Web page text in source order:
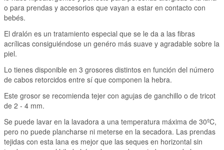
o para prendas y accesorios que vayan a estar en contacto con
bebés.
El dralón es un tratamiento especial que se le da a las fibras
acrílicas consiguiéndose un genéro más suave y agradable sobre la
piel.
Lo tienes disponible en 3 grosores distintos en función del número
de cabos retorcidos entre sí que componen la hebra.
Este grosor se recomienda tejer con agujas de ganchillo o de tricot
de 2 - 4 mm.
Se puede lavar en la lavadora a una temperatura máxima de 30ºC,
pero no puede plancharse ni meterse en la secadora. Las prendas
tejidas con esta lana es mejor que las seques en horizontal sin